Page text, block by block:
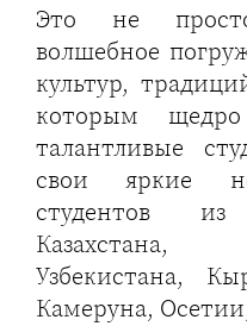
Это не
волшебное
культур,
которым
талантливые
свои яркие
студентов
Узбекистана,
Камеруна,